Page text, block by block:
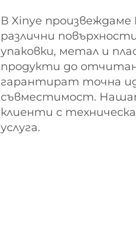
В Xinye произвеждаме
различни
упаковки, метал и
продукти до
гарантират точна
съвместимост.
клиенти с
услуга.